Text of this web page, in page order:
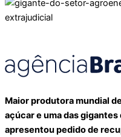
Maior produtora mundial
açúcar e uma das
apresentou pedido de